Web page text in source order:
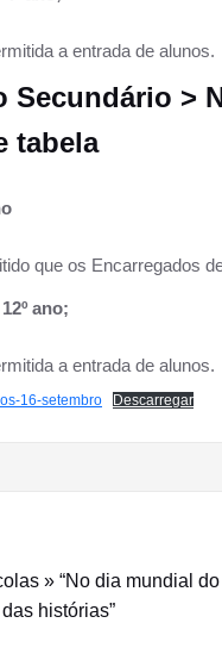
a entrada de alunos.
Secundário >
tabela
que os Encarregados
ano;
a entrada de alunos.
16-setembro Descarregar
» “No dia mundial
histórias”